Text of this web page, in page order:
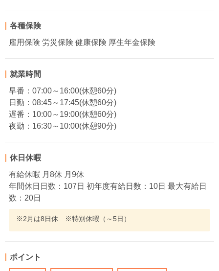
各種保険
雇用保険 労災保険 健康保険 厚生年金保険
就業時間
早番：07:00～16:00(休憩60分)
日勤：08:45～17:45(休憩60分)
遅番：10:00～19:00(休憩60分)
夜勤：16:30～10:00(休憩90分)
休日休暇
有給休暇 月8休 月9休
年間休日日数：107日 初年度有給日数：10日 最大有給日
数：20日
※2月は8日休 ※特別休暇（～5日）
ポイント